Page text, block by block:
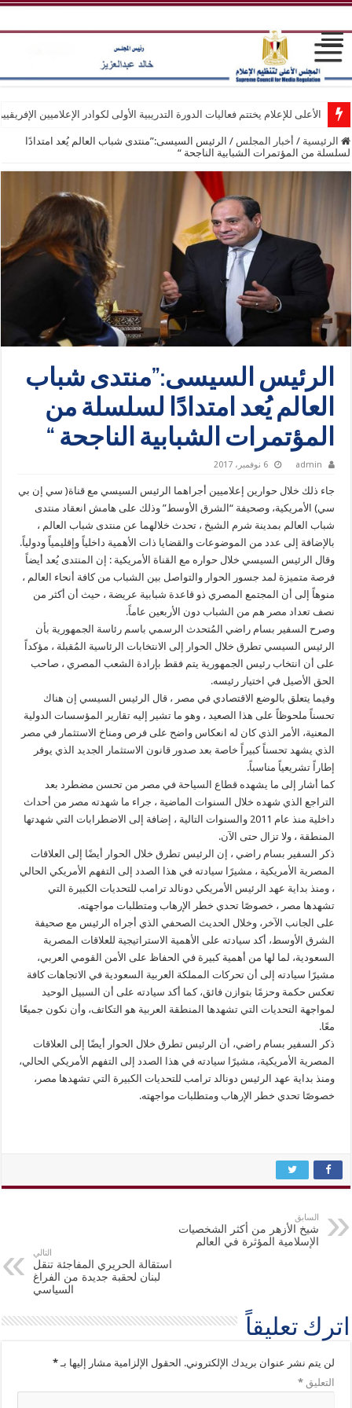
الأعلى للإعلام يختتم فعاليات الدورة التدريبية الأولى لكوادر الإعلاميين
الرئيسية / أخبار المجلس / الرئيس السيسى:”منتدى شباب العالم يُعد امتدادًا
لسلسلة من المؤتمرات الشبابية الناجحة “
الرئيس السيسى:”منتدى شباب
العالم يُعد امتدادًا لسلسلة من
المؤتمرات الشبابية الناجحة “
admin 6 نوفمبر، 2017
جاء ذلك خلال حوارين إعلاميين أجراهما الرئيس السيسي مع قناة( سي إن بي
سي) الأمريكية، وصحيفة “الشرق الأوسط” وذلك على هامش انعقاد منتدى
شباب العالم بمدينة شرم الشيخ ، تحدث خلالهما عن منتدى شباب العالم ،
بالإضافة إلى عدد من الموضوعات والقضايا ذات الأهمية داخلياً وإقليمياً ودولياً.
وقال الرئيس السيسي خلال حواره مع القناة الأمريكية : إن المنتدى يُعد أيضاً
فرصة متميزة لمد جسور الحوار والتواصل بين الشباب من كافة أنحاء العالم ،
منوهاً إلى أن المجتمع المصري ذو قاعدة شبابية عريضة ، حيث أن أكثر من
نصف تعداد مصر هم من الشباب دون الأربعين عاماً.
وصرح السفير بسام راضي المُتحدث الرسمي باسم رئاسة الجمهورية بأن
الرئيس السيسي تطرق خلال الحوار إلى الانتخابات الرئاسية المُقبلة ، مؤكداً
على أن انتخاب رئيس الجمهورية يتم فقط بإرادة الشعب المصري ، صاحب
الحق الأصيل في اختيار رئيسه.
وفيما يتعلق بالوضع الاقتصادي في مصر ، قال الرئيس السيسي إن هناك
تحسناً ملحوظاً على هذا الصعيد ، وهو ما تشير إليه تقارير المؤسسات الدولية
المعنية، الأمر الذي كان له انعكاس واضح على فرص ومناخ الاستثمار في مصر
الذي يشهد تحسناً كبيراً خاصة بعد صدور قانون الاستثمار الجديد الذي يوفر
إطاراً تشريعياً مناسباً.
كما أشار إلى ما يشهده قطاع السياحة في مصر من تحسن مضطرد بعد
التراجع الذي شهده خلال السنوات الماضية ، جراء ما شهدته مصر من أحداث
داخلية منذ عام 2011 والسنوات التالية ، إضافة إلى الاضطرابات التي شهدتها
المنطقة ، ولا تزال حتى الآن.
ذكر السفير بسام راضي ، إن الرئيس تطرق خلال الحوار أيضًا إلى العلاقات
المصرية الأمريكية ، مشيرًا سيادته في هذا الصدد إلى التفهم الأمريكي الحالي
، ومنذ بداية عهد الرئيس الأمريكي دونالد ترامب للتحديات الكبيرة التي
تشهدها مصر ، خصوصًا تحدي خطر الإرهاب ومتطلبات مواجهته.
على الجانب الآخر، وخلال الحديث الصحفي الذي أجراه الرئيس مع صحيفة
الشرق الأوسط، أكد سيادته على الأهمية الاستراتيجية للعلاقات المصرية
السعودية، لما لها من أهمية كبيرة في الحفاظ على الأمن القومي العربي،
مشيرًا سيادته إلى أن تحركات المملكة العربية السعودية في الاتجاهات كافة
تعكس حكمة وحزمًا بتوازن فائق، كما أكد سيادته على أن السبيل الوحيد
لمواجهة التحديات التي تشهدها المنطقة العربية هو التكاتف، وأن نكون جميعًا
معًا.
ذكر السفير بسام راضي، أن الرئيس تطرق خلال الحوار أيضًا إلى العلاقات
المصرية الأمريكية، مشيرًا سيادته في هذا الصدد إلى التفهم الأمريكي الحالي،
ومنذ بداية عهد الرئيس دونالد ترامب للتحديات الكبيرة التي تشهدها مصر،
خصوصًا تحدي خطر الإرهاب ومتطلبات مواجهته.
السابق
شيخ الأزهر من أكثر الشخصيات
الإسلامية المؤثرة في العالم
التالي
استقالة الحريري المفاجئة تنقل
لبنان لحقبة جديدة من الفراغ
السياسي
اترك تعليقاً
لن يتم نشر عنوان بريدك الإلكتروني. الحقول الإلزامية مشار إليها بـ*
التعليق*